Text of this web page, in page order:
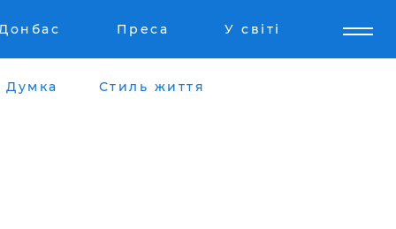
Преса У світі
Думка Стиль життя